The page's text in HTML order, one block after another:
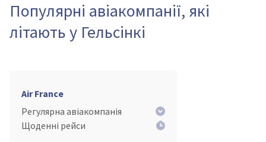
Популярні авіакомпанії, які
літають у Гельсінкі
Air France
Регулярна авіакомпанія
Щоденні рейси